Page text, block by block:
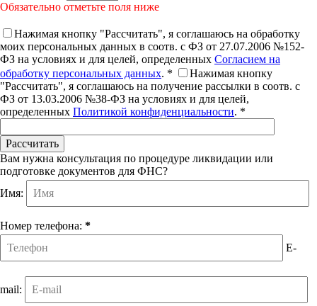
Обязательно отметьте поля ниже
Нажимая кнопку "Рассчитать", я соглашаюсь на обработку
моих персональных данных в соотв. с ФЗ от 27.07.2006 №152-
ФЗ на условиях и для целей, определенных Согласием на
обработку персональных данных. *
Нажимая кнопку
"Рассчитать", я соглашаюсь на получение рассылки в соотв. с
ФЗ от 13.03.2006 №38-ФЗ на условиях и для целей,
определенных Политикой конфиденциальности. *
Вам нужна консультация по процедуре ликвидации или
подготовке документов для ФНС?
Имя:
Номер телефона: *
E-
mail: